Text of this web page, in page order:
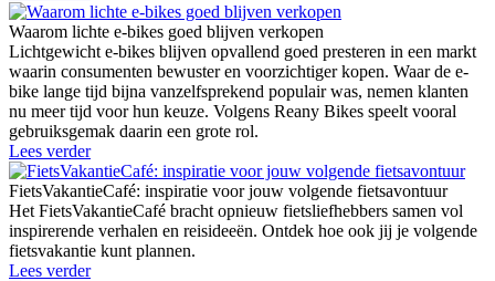
Waarom lichte e-bikes goed blijven verkopen
Lichtgewicht e-bikes blijven opvallend goed presteren in een markt
waarin consumenten bewuster en voorzichtiger kopen. Waar de e-
bike lange tijd bijna vanzelfsprekend populair was, nemen klanten
nu meer tijd voor hun keuze. Volgens Reany Bikes speelt vooral
gebruiksgemak daarin een grote rol.
Lees verder
FietsVakantieCafé: inspiratie voor jouw volgende fietsavontuur
Het FietsVakantieCafé bracht opnieuw fietsliefhebbers samen vol
inspirerende verhalen en reisideeën. Ontdek hoe ook jij je volgende
fietsvakantie kunt plannen.
Lees verder